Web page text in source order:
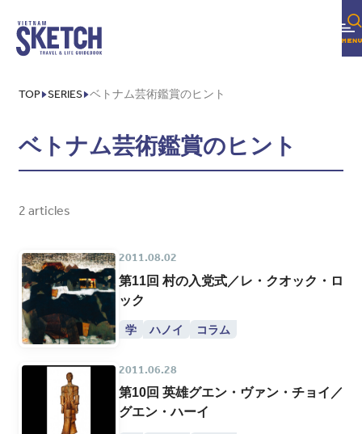
TOP SERIES ベトナム芸術鑑賞のヒント
ベトナム芸術鑑賞のヒント
2 articles
2011.08.02
第11回 村の入党式／レ・クオック・ロ
ック
学 ハノイ コラム
2011.06.28
第10回 英雄グエン・ヴァン・チョイ／
グエン・ハーイ